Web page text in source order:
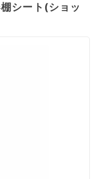
シート(ショッ